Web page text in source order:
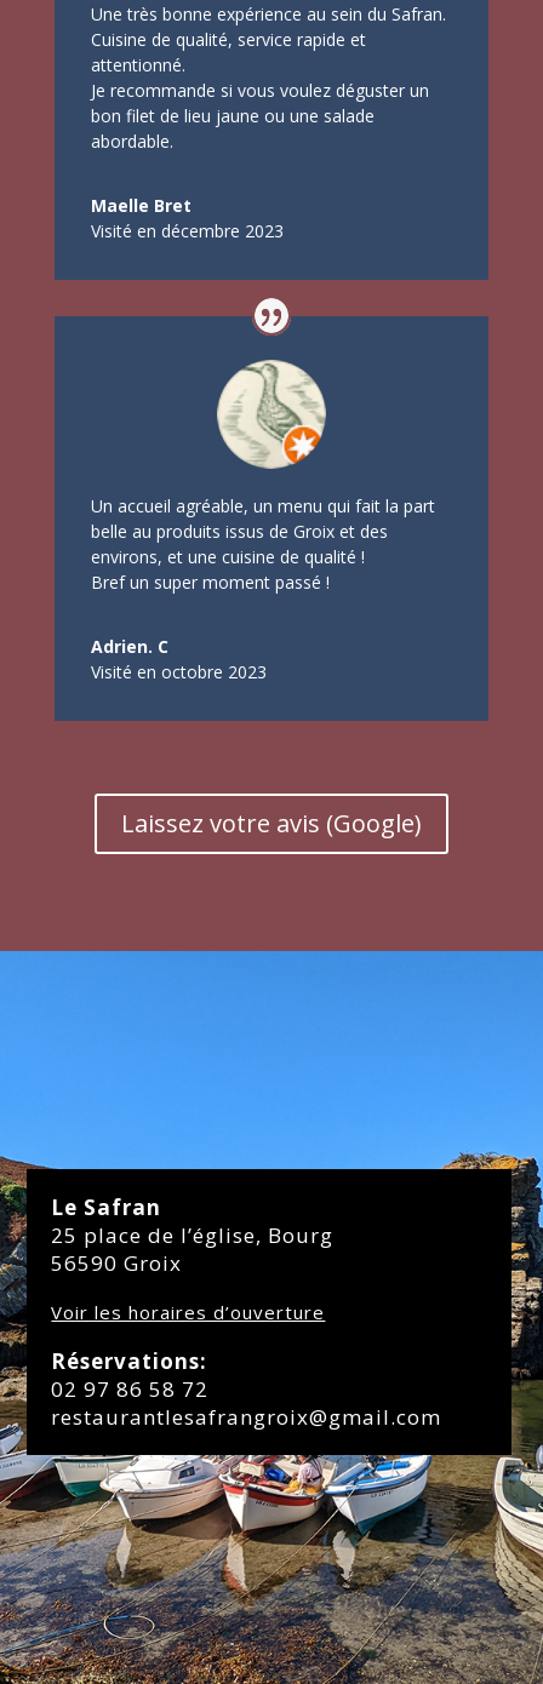
Une très bonne expérience au sein du Safran.
Cuisine de qualité, service rapide et
attentionné.
Je recommande si vous voulez déguster un
bon filet de lieu jaune ou une salade
abordable.
Maelle Bret
Visité en décembre 2023
Un accueil agréable, un menu qui fait la part
belle au produits issus de Groix et des
environs, et une cuisine de qualité !
Bref un super moment passé !
Adrien. C
Visité en octobre 2023
Laissez votre avis (Google)
Le Safran
25 place de l’église, Bourg
56590 Groix
Voir les horaires d’ouverture
Réservations:
02 97 86 58 72
restaurantlesafrangroix@gmail.com